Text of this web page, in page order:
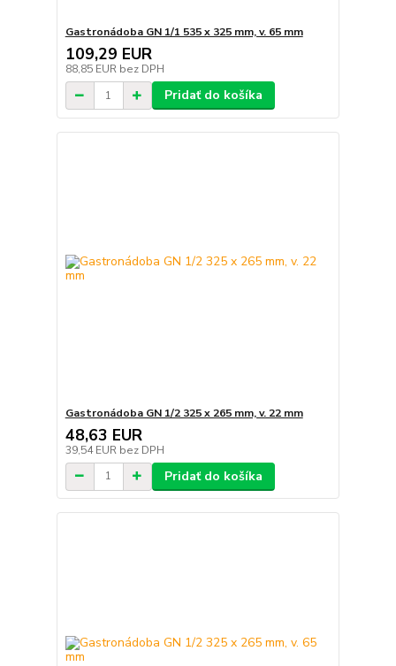
Gastronádoba GN 1/1 535 x 325 mm, v. 65 mm
109,29 EUR
88,85 EUR bez DPH
Pridať do košíka
Gastronádoba GN 1/2 325 x 265 mm, v. 22 mm
48,63 EUR
39,54 EUR bez DPH
Pridať do košíka